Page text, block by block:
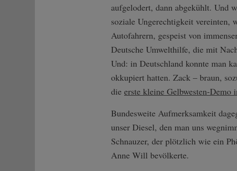
aufgelodert, dann abgekühlt. Und
soziale Ungerechtigkeit vereinten,
Autofahrern, gespeist von
Deutsche Umwelthilfe, die mit
Und: in Deutschland konnte man
okkupiert hatten. Zack – braun,
die erste kleine Gelbwesten-Demo
Bundesweite Aufmerksamkeit
unser Diesel, den man uns
Schnauzer, der plötzlich wie ein
Anne Will bevölkerte.